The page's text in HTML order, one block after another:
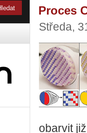
Proces
Středa,
obarvit